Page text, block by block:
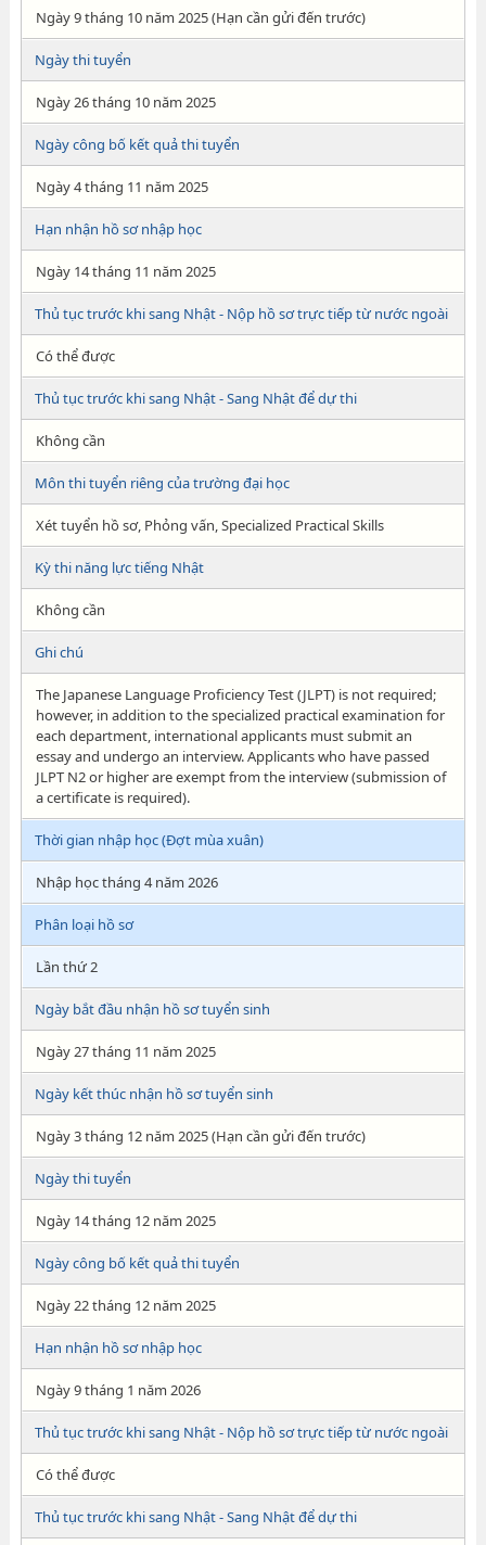
Ngày 9 tháng 10 năm 2025 (Hạn cần gửi đến trước)
Ngày thi tuyển
Ngày 26 tháng 10 năm 2025
Ngày công bố kết quả thi tuyển
Ngày 4 tháng 11 năm 2025
Hạn nhận hồ sơ nhập học
Ngày 14 tháng 11 năm 2025
Thủ tục trước khi sang Nhật - Nộp hồ sơ trực tiếp từ nước ngoài
Có thể được
Thủ tục trước khi sang Nhật - Sang Nhật để dự thi
Không cần
Môn thi tuyển riêng của trường đại học
Xét tuyển hồ sơ, Phỏng vấn, Specialized Practical Skills
Kỳ thi năng lực tiếng Nhật
Không cần
Ghi chú
The Japanese Language Proficiency Test (JLPT) is not required;
however, in addition to the specialized practical examination for
each department, international applicants must submit an
essay and undergo an interview. Applicants who have passed
JLPT N2 or higher are exempt from the interview (submission of
a certificate is required).
Thời gian nhập học (Đợt mùa xuân)
Nhập học tháng 4 năm 2026
Phân loại hồ sơ
Lần thứ 2
Ngày bắt đầu nhận hồ sơ tuyển sinh
Ngày 27 tháng 11 năm 2025
Ngày kết thúc nhận hồ sơ tuyển sinh
Ngày 3 tháng 12 năm 2025 (Hạn cần gửi đến trước)
Ngày thi tuyển
Ngày 14 tháng 12 năm 2025
Ngày công bố kết quả thi tuyển
Ngày 22 tháng 12 năm 2025
Hạn nhận hồ sơ nhập học
Ngày 9 tháng 1 năm 2026
Thủ tục trước khi sang Nhật - Nộp hồ sơ trực tiếp từ nước ngoài
Có thể được
Thủ tục trước khi sang Nhật - Sang Nhật để dự thi